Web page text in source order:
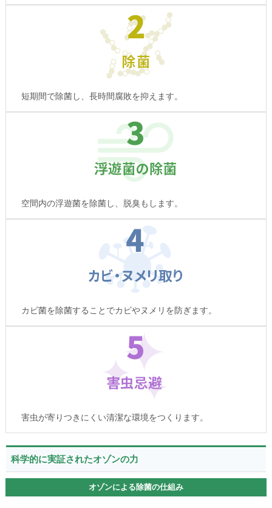
短期間で除菌し、長時間腐敗を抑えます。
空間内の浮遊菌を除菌し、脱臭もします。
カビ菌を除菌することでカビやヌメリを防ぎます。
害虫が寄りつきにくい清潔な環境をつくります。
科学的に実証されたオゾンの力
オゾンによる除菌の仕組み